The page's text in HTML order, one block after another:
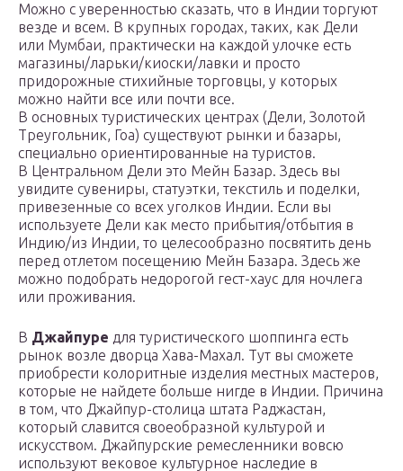
Можно с уверенностью сказать, что в Индии торгуют
везде и всем. В крупных городах, таких, как Дели
или Мумбаи, практически на каждой улочке есть
магазины/ларьки/киоски/лавки и просто
придорожные стихийные торговцы, у которых
можно найти все или почти все.
В основных туристических центрах (Дели, Золотой
Треугольник, Гоа) существуют рынки и базары,
специально ориентированные на туристов.
В Центральном Дели это Мейн Базар. Здесь вы
увидите сувениры, статуэтки, текстиль и поделки,
привезенные со всех уголков Индии. Если вы
используете Дели как место прибытия/отбытия в
Индию/из Индии, то целесообразно посвятить день
перед отлетом посещению Мейн Базара. Здесь же
можно подобрать недорогой гест-хаус для ночлега
или проживания.
В Джайпуре для туристического шоппинга есть
рынок возле дворца Хава-Махал. Тут вы сможете
приобрести колоритные изделия местных мастеров,
которые не найдете больше нигде в Индии. Причина
в том, что Джайпур-столица штата Раджастан,
который славится своеобразной культурой и
искусством. Джайпурские ремесленники вовсю
используют вековое культурное наследие в